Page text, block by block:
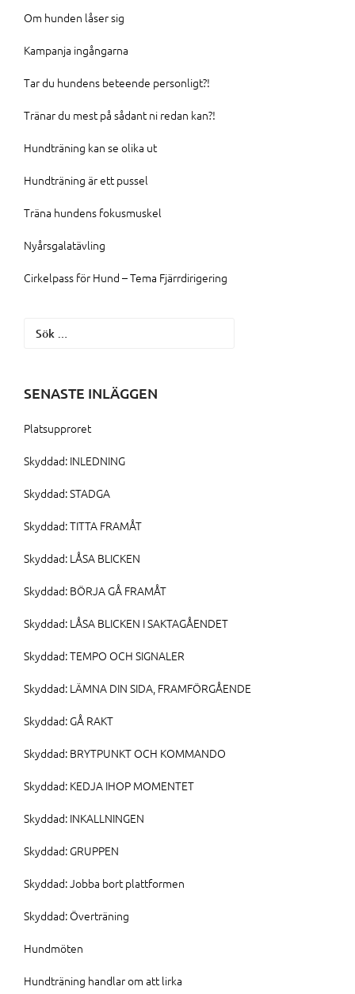
Om hunden låser sig
Kampanja ingångarna
Tar du hundens beteende personligt?!
Tränar du mest på sådant ni redan kan?!
Hundträning kan se olika ut
Hundträning är ett pussel
Träna hundens fokusmuskel
Nyårsgalatävling
Cirkelpass för Hund – Tema Fjärrdirigering
Sök
SENASTE INLÄGGEN
Platsupproret
Skyddad: INLEDNING
Skyddad: STADGA
Skyddad: TITTA FRAMÅT
Skyddad: LÅSA BLICKEN
Skyddad: BÖRJA GÅ FRAMÅT
Skyddad: LÅSA BLICKEN I SAKTAGÅENDET
Skyddad: TEMPO OCH SIGNALER
Skyddad: LÄMNA DIN SIDA, FRAMFÖRGÅENDE
Skyddad: GÅ RAKT
Skyddad: BRYTPUNKT OCH KOMMANDO
Skyddad: KEDJA IHOP MOMENTET
Skyddad: INKALLNINGEN
Skyddad: GRUPPEN
Skyddad: Jobba bort plattformen
Skyddad: Överträning
Hundmöten
Hundträning handlar om att lirka